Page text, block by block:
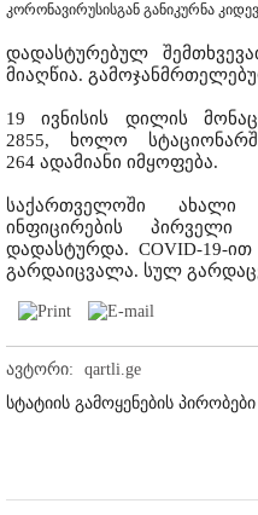
კორონავირუსისგან განიკურნა კიდევ
დადასტურებულ
მიაღწია.
19 ივნისის დილის
2855, ხოლო
264 ადამიანი იმყოფება.
საქართველოში ახალი
ინფიცირების
დადასტურდა. COVID-19-
გარდაიცვალა. სულ
ავტორი:
qartli.ge
სტატიის გამოყენების პირობები